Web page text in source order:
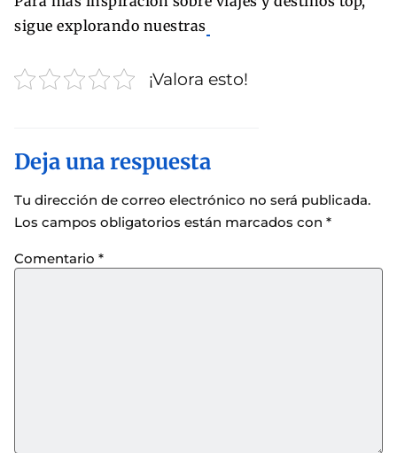
sigue explorando nuestras
¡Valora esto!
Deja una respuesta
Tu dirección de correo electrónico no será publicada.
Los campos obligatorios están marcados con *
Comentario *